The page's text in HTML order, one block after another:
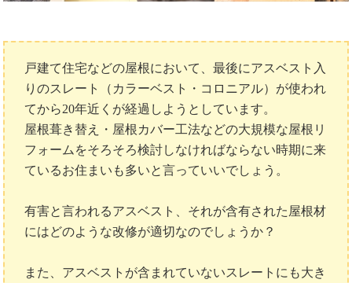
戸建て住宅などの屋根において、最後にアスベスト入
りのスレート（カラーベスト・コロニアル）が使われ
てから20年近くが経過しようとしています。
屋根葺き替え・屋根カバー工法などの大規模な屋根リ
フォームをそろそろ検討しなければならない時期に来
ているお住まいも多いと言っていいでしょう。
有害と言われるアスベスト、それが含有された屋根材
にはどのような改修が適切なのでしょうか？
また、アスベストが含まれていないスレートにも大き